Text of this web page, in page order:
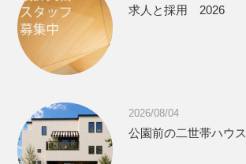
求人と採用 2026
2026/08/04
公園前の二世帯ハウス